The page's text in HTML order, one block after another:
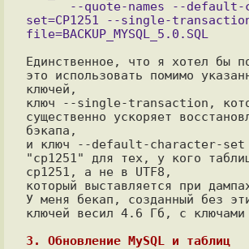
set=CP1251 --single-
Единственное, что я хотел бы
это использовать помимо
ключей,
ключ --single-transaction,
существенно ускоряет
бэкапа,
и ключ --default-character-set
"cp1251" для тех, у кого
cp1251, а не в UTF8,
который выставляется при
У меня бекап, созданный без
ключей весил 4.6 Гб, с
3. Обновление MySQL и таблиц